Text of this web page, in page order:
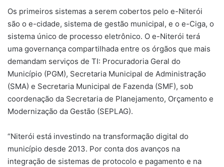
Os primeiros sistemas a serem cobertos pelo e-Niterói
são o e-cidade, sistema de gestão municipal, e o e-Ciga, o
sistema único de processo eletrônico. O e-Niterói terá
uma governança compartilhada entre os órgãos que mais
demandam serviços de TI: Procuradoria Geral do
Município (PGM), Secretaria Municipal de Administração
(SMA) e Secretaria Municipal de Fazenda (SMF), sob
coordenação da Secretaria de Planejamento, Orçamento e
Modernização da Gestão (SEPLAG).
“Niterói está investindo na transformação digital do
município desde 2013. Por conta dos avanços na
integração de sistemas de protocolo e pagamento e na